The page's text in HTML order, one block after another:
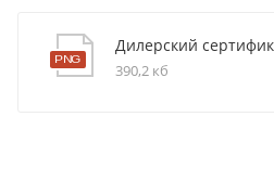
Дилерский
390,2 кб